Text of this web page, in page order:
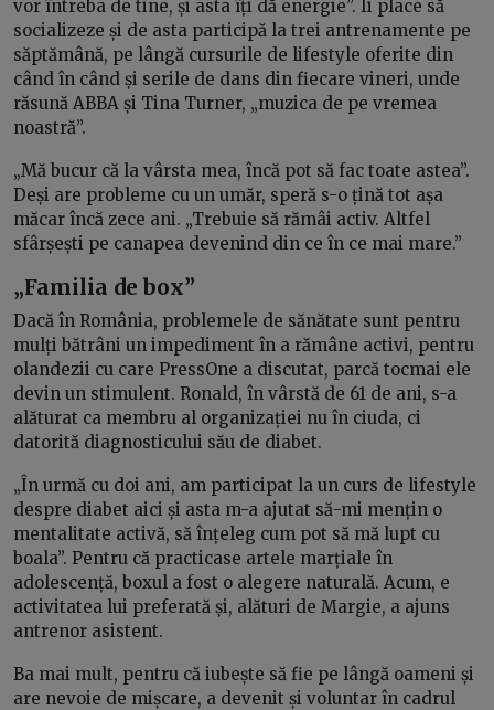
vor întreba de tine, și asta îți dă energie”. Îi place să
socializeze și de asta participă la trei antrenamente pe
săptămână, pe lângă cursurile de lifestyle oferite din
când în când și serile de dans din fiecare vineri, unde
răsună ABBA și Tina Turner, „muzica de pe vremea
noastră”.
„Mă bucur că la vârsta mea, încă pot să fac toate astea”.
Deși are probleme cu un umăr, speră s-o țină tot așa
măcar încă zece ani. „Trebuie să rămâi activ. Altfel
sfârșești pe canapea devenind din ce în ce mai mare.”
„Familia de box”
Dacă în România, problemele de sănătate sunt pentru
mulți bătrâni un impediment în a rămâne activi, pentru
olandezii cu care PressOne a discutat, parcă tocmai ele
devin un stimulent. Ronald, în vârstă de 61 de ani, s-a
alăturat ca membru al organizației nu în ciuda, ci
datorită diagnosticului său de diabet.
„În urmă cu doi ani, am participat la un curs de lifestyle
despre diabet aici și asta m-a ajutat să-mi mențin o
mentalitate activă, să înțeleg cum pot să mă lupt cu
boala”. Pentru că practicase artele marțiale în
adolescență, boxul a fost o alegere naturală. Acum, e
activitatea lui preferată și, alături de Margie, a ajuns
antrenor asistent.
Ba mai mult, pentru că iubește să fie pe lângă oameni și
are nevoie de mișcare, a devenit și voluntar în cadrul